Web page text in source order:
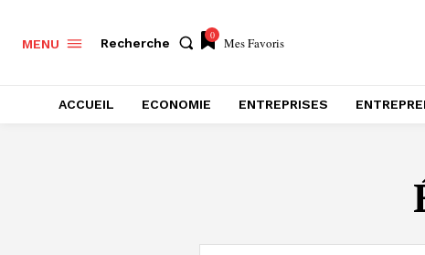
MENU Recherche
0 Mes Favoris
ACCUEIL ECONOMIE ENTREPRISES